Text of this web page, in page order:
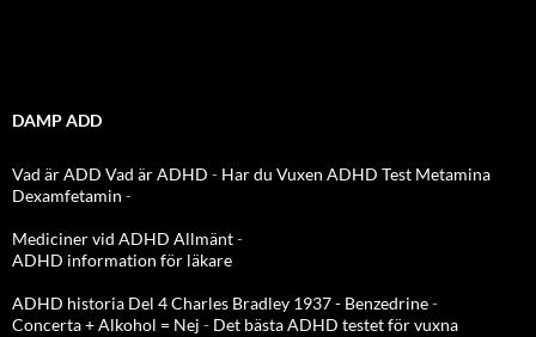
DAMP ADD
Vad är ADD Vad är ADHD - Har du Vuxen ADHD Test Metamina
Dexamfetamin -
Mediciner vid ADHD Allmänt-
ADHD information för läkare
ADHD historia Del 4 Charles Bradley 1937 - Benzedrine-
Concerta + Alkohol = Nej - Det bästa ADHD testet för vuxna